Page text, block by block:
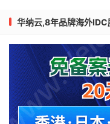
华纳云,8年品牌海外IDC